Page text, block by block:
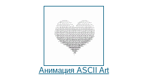
Анимация ASCII Art